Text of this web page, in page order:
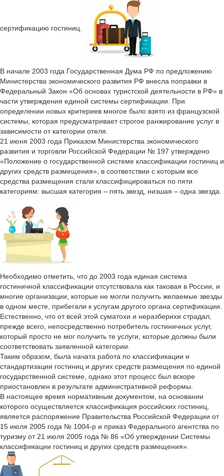
сертификацию гостиниц.
В начале 2003 года Государственная Дума РФ по предложению
Министерства экономического развития РФ внесла поправки в
Федеральный Закон «Об основах туристской деятельности в РФ» в
части утверждения единой системы сертификации. При
определении новых критериев многое было взято из французской
системы, которая предусматривает строгое ранжирование услуг в
зависимости от категории отеля.
21 июня 2003 года Приказом Министерства экономического
развития и торговли Российской Федерации № 197 утверждено
«Положение о государственной системе классификации гостиниц и
других средств размещения», в соответствии с которым все
средства размещения стали классифицироваться по пяти
категориям: высшая категория – пять звезд, низшая – одна звезда.
Необходимо отметить, что до 2003 года единая система
гостиничной классификации отсутствовала как таковая в России, и
многие организации, которые не могли получить желаемые звезды
в одном месте, прибегали к услугам другого органа сертификации.
Естественно, что от всей этой суматохи и неразберихи страдал,
прежде всего, непосредственно потребитель гостиничных услуг,
который просто не мог получить те услуги, которые должны были
соответствовать заявленной категории.
Таким образом, была начата работа по классификации и
стандартизации гостиниц и других средств размещения по единой
государственной системе, однако этот процесс был вскоре
приостановлен в результате административной реформы.
В настоящее время нормативным документом, на основании
которого осуществляется классификация российских гостиниц,
является распоряжение Правительства Российской Федерации от
15 июля 2005 года № 1004-р и приказ Федерального агентства по
туризму от 21 июля 2005 года № 86 «Об утверждении Системы
классификации гостиниц и других средств размещения».